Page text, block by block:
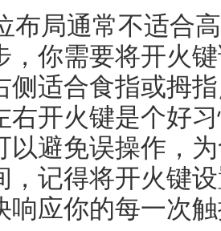
布局通常不适合
，你需要将开火
侧适合食指或拇
右开火键是个好
以避免误操作，
，记得将开火键
响应你的每一次